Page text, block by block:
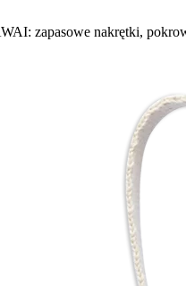
zapasowe nakrętki,